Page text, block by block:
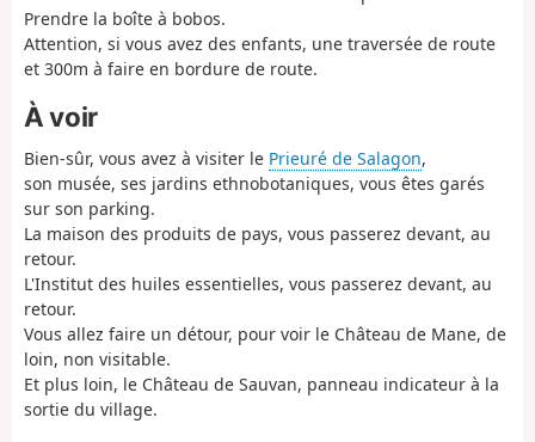
Prendre la boîte à bobos.
Attention, si vous avez des enfants, une traversée de route
et 300m à faire en bordure de route.
À voir
Bien-sûr, vous avez à visiter le Prieuré de Salagon,
son musée, ses jardins ethnobotaniques, vous êtes garés
sur son parking.
La maison des produits de pays, vous passerez devant, au
retour.
L'Institut des huiles essentielles, vous passerez devant, au
retour.
Vous allez faire un détour, pour voir le Château de Mane, de
loin, non visitable.
Et plus loin, le Château de Sauvan, panneau indicateur à la
sortie du village.